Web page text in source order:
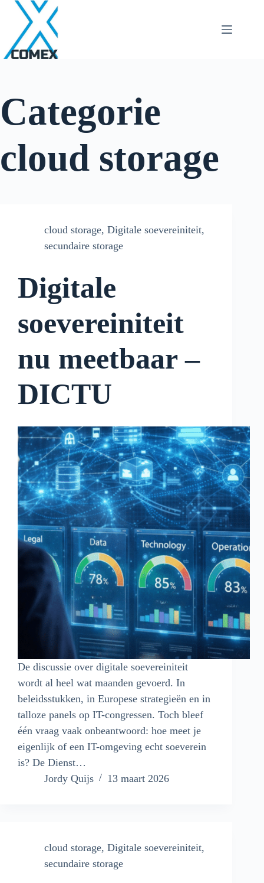
Categorie
cloud storage
cloud storage, Digitale soevereiniteit,
secundaire storage
Digitale
soevereiniteit
nu meetbaar –
DICTU
De discussie over digitale soevereiniteit
wordt al heel wat maanden gevoerd. In
beleidsstukken, in Europese strategieën en in
talloze panels op IT-congressen. Toch bleef
één vraag vaak onbeantwoord: hoe meet je
eigenlijk of een IT-omgeving echt soeverein
is? De Dienst…
Jordy Quijs
13 maart 2026
cloud storage, Digitale soevereiniteit,
secundaire storage